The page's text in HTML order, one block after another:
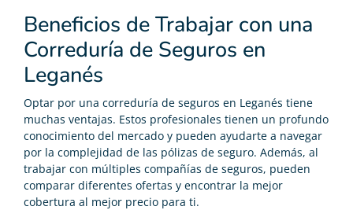
Beneficios de Trabajar con una
Correduría de Seguros en
Leganés
Optar por una correduría de seguros en Leganés tiene
muchas ventajas. Estos profesionales tienen un profundo
conocimiento del mercado y pueden ayudarte a navegar
por la complejidad de las pólizas de seguro. Además, al
trabajar con múltiples compañías de seguros, pueden
comparar diferentes ofertas y encontrar la mejor
cobertura al mejor precio para ti.